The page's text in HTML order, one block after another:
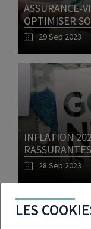
ASSURANCE-
OPTIMISER
29 Sep 2023
INFLATION
28 Sep 2023
LES